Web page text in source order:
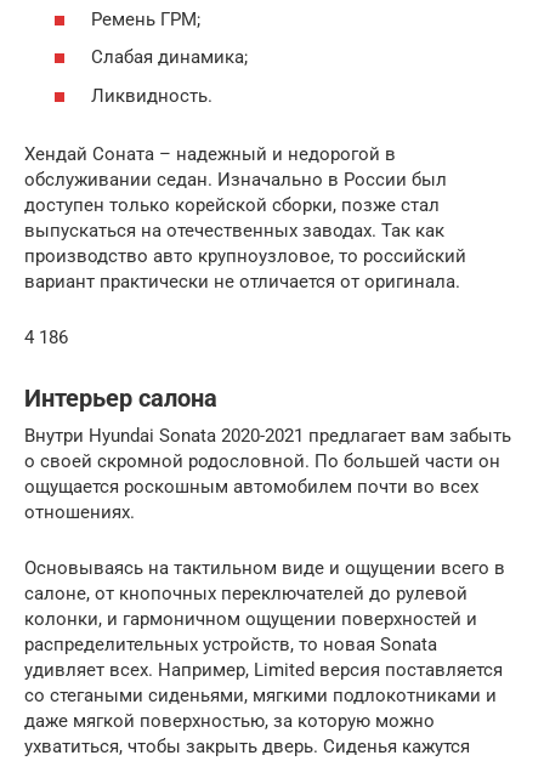
Ремень ГРМ;
Слабая динамика;
Ликвидность.
Хендай Соната – надежный и недорогой в
обслуживании седан. Изначально в России был
доступен только корейской сборки, позже стал
выпускаться на отечественных заводах. Так как
производство авто крупноузловое, то российский
вариант практически не отличается от оригинала.
4 186
Интерьер салона
Внутри Hyundai Sonata 2020-2021 предлагает вам забыть
о своей скромной родословной. По большей части он
ощущается роскошным автомобилем почти во всех
отношениях.
Основываясь на тактильном виде и ощущении всего в
салоне, от кнопочных переключателей до рулевой
колонки, и гармоничном ощущении поверхностей и
распределительных устройств, то новая Sonata
удивляет всех. Например, Limited версия поставляется
со стегаными сиденьями, мягкими подлокотниками и
даже мягкой поверхностью, за которую можно
ухватиться, чтобы закрыть дверь. Сиденья кажутся